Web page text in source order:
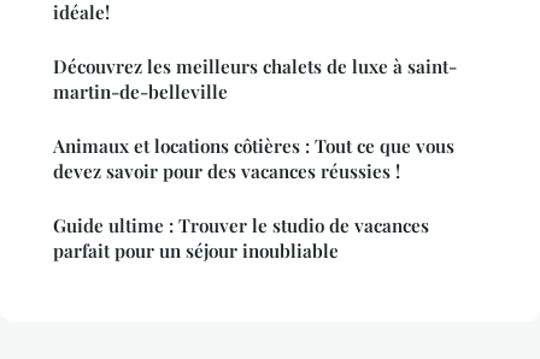
idéale!
Découvrez les meilleurs chalets de luxe à saint-
martin-de-belleville
Animaux et locations côtières : Tout ce que vous
devez savoir pour des vacances réussies !
Guide ultime : Trouver le studio de vacances
parfait pour un séjour inoubliable